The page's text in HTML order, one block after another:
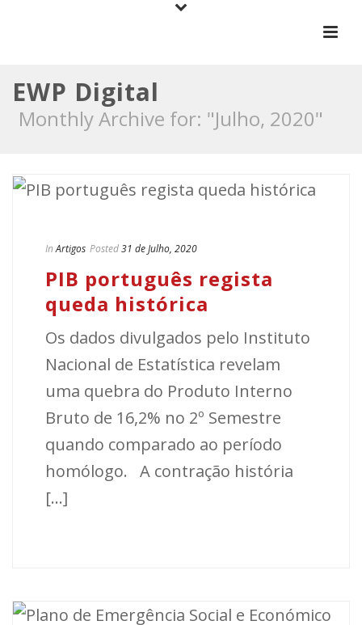
EWP Digital
Monthly Archive for: "Julho, 2020"
In Artigos Posted31 de Julho, 2020
PIB português regista
queda histórica
Os dados divulgados pelo Instituto
Nacional de Estatística revelam
uma quebra do Produto Interno
Bruto de 16,2% no 2º Semestre
quando comparado ao período
homólogo. A contração história
[...]